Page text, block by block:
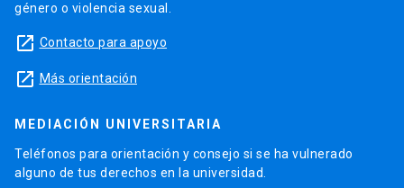
género o violencia sexual.
launch Contacto para apoyo
launch Más orientación
MEDIACIÓN UNIVERSITARIA
Teléfonos para orientación y consejo si se ha vulnerado
alguno de tus derechos en la universidad.